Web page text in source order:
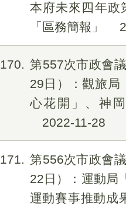
本府未來四年政
「區務簡報」
170
第557次市政會
29日）：觀旅局
心花開」、神
2022-11-28
171
第556次市政會
22日）：運動局
運動賽事推動成